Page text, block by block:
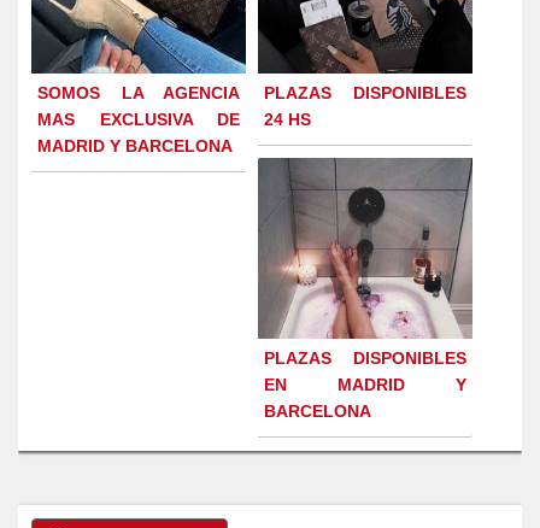
SOMOS LA AGENCIA
MAS EXCLUSIVA DE
MADRID Y BARCELONA
PLAZAS DISPONIBLES
24 HS
PLAZAS DISPONIBLES
EN MADRID Y
BARCELONA